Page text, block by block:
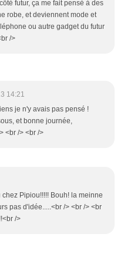
futur, ça me fait pensé à des
robe, et deviennent mode et
ou autre gadget du futur
/>
14:21
je n'y avais pas pensé !
et bonne journée,
<br /> <br />
Pipiou!!!!! Bouh! la meinne
pas d'idée.....<br /> <br /> <br
/>